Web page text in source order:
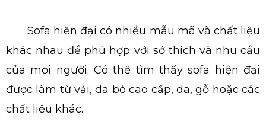
Sofa hiện đại có nhiều mẫu mã và chất liệu
khác nhau để phù hợp với sở thích và nhu cầu
của mọi người. Có thể tìm thấy sofa hiện đại
được làm từ vải, da bò cao cấp, da, gỗ hoặc các
chất liệu khác.